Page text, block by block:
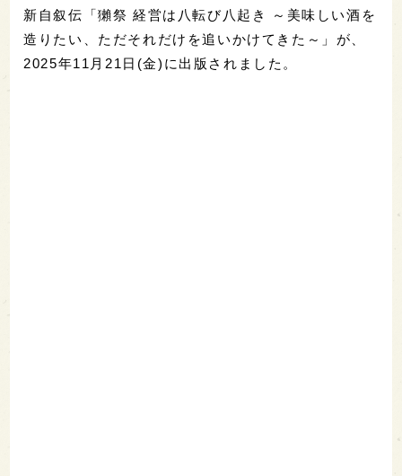
新自叙伝「獺祭 経営は八転び八起き ～美味しい酒を
造りたい、ただそれだけを追いかけてきた～」が、
2025年11月21日(金)に出版されました。